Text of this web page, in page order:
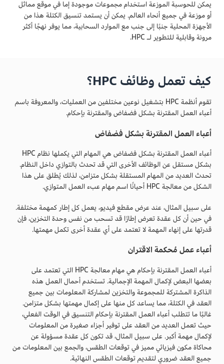
يمكن للحوسبة الموزعة استخدام مجموعات موجودة إما في موقع مماثل
أو موزعة في جميع أنحاء العالم. يمكن أن يستمد تنسيق الكتلة هذا من
الأجهزة المحلية جنبًا إلى جنب مع الموارد السحابية، مما يوفر نهجًا أكثر
مرونة وقابلية للتطوير لـ HPC.
كيف تعمل وظائف HPC؟
تقوم أنظمة HPC بتشغيل نوعين مختلفين من العمليات، والمعروفة باسم
أعباء العمل المقترنة بشكل فضفاض والمقترنة بإحكام.
أعباء العمل المقترنة بشكل فضفاض
أعباء العمل المقترنة بشكل فضفاض هي المهام التي يكملها نظام HPC
بشكل مستقل عن الوظائف الأخرى التي قد تحدث بالتوازي داخل النظام.
تحدث العديد من المهام المستقلة بشكل متزامن، لذلك يُطلق على هذا
الشكل من معالجة HPC أحيانًا اسم مهام عبء العمل المتوازي.
على سبيل المثال، عند عرض مقطع فيديو، يعمل كل إطار كمهمة مختلفة.
في حين أن كل عقدة تعرض إطارًا قد تسحب من نفس وحدة التخزين، فإن
قدرتها على إنهاء المهمة لا تعتمد على أي عقدة أخرى تكمل مهمتها.
أعباء عمل مُحكمة الاقتران
أعباء العمل المقترنة بإحكام هي مهام معالجة HPC التي تعتمد على
بعضها البعض لإكمال المهمة الإجمالية. تستخدم أحمال العمل هذه
الذاكرة المشتركة للمجموعة والتخزين لمشاركة المعلومات بين جميع
العقد في الكتلة، مما يساعد كل منها على إكمال مهمتها بشكل متزامن.
غالبًا ما تتطلب أعباء العمل المقترنة بإحكام التنسيق في الوقت الفعلي،
حيث تعمل العديد من العقد على توفير أجزاء صغيرة من المعلومات
لإكمال مهمة أكبر. على سبيل المثال، قد تكون كل عقدة مسؤولة عن
محاكاة مكون فيزيائي مميز في توقعات الطقس، والجمع بين المعلومات من
جميع العقد ضروري لتقديم توقعات الطقس النهائية.